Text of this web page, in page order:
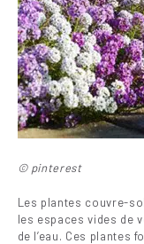
© pinterest
Les plantes couvre-
les espaces vides de
de l’eau. Ces plantes